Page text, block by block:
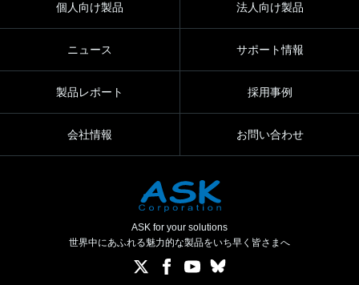
個人向け製品 法人向け製品
ニュース サポート情報
製品レポート 採用事例
会社情報 お問い合わせ
ASK for your solutions
世界中にあふれる魅力的な製品をいち早く皆さまへ